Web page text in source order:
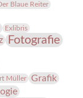
Blaue Reiter
Exlibris
Fotografie
Müller
Grafik